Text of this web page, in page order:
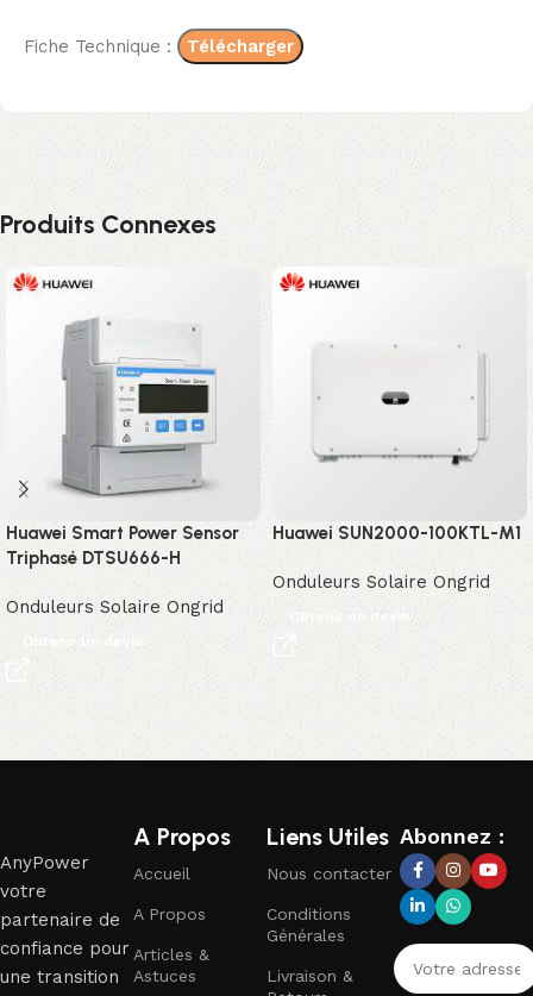
Fiche Technique : Télécharger
Produits Connexes
Huawei Smart Power Sensor
Triphasé DTSU666-H
Onduleurs Solaire Ongrid
Obtenir un devis
Huawei SUN2000-100KTL-M1
Onduleurs Solaire Ongrid
Obtenir un devis
AnyPower
votre
partenaire de
confiance pour
une transition
A Propos
Accueil
A Propos
Articles &
Astuces
Liens Utiles
Nous contacter
Conditions
Générales
Livraison &
Abonnez :